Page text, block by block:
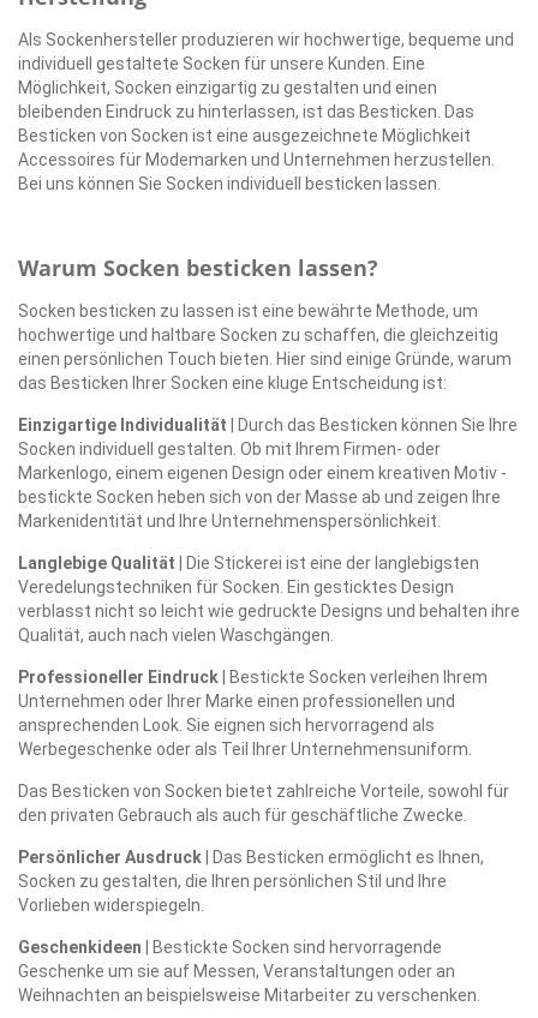
Als Sockenhersteller produzieren wir hochwertige, bequeme und
individuell gestaltete Socken für unsere Kunden. Eine
Möglichkeit, Socken einzigartig zu gestalten und einen
bleibenden Eindruck zu hinterlassen, ist das Besticken. Das
Besticken von Socken ist eine ausgezeichnete Möglichkeit
Accessoires für Modemarken und Unternehmen herzustellen.
Bei uns können Sie Socken individuell besticken lassen.
Warum Socken besticken lassen?
Socken besticken zu lassen ist eine bewährte Methode, um
hochwertige und haltbare Socken zu schaffen, die gleichzeitig
einen persönlichen Touch bieten. Hier sind einige Gründe, warum
das Besticken Ihrer Socken eine kluge Entscheidung ist:
Einzigartige Individualität | Durch das Besticken können Sie Ihre
Socken individuell gestalten. Ob mit Ihrem Firmen- oder
Markenlogo, einem eigenen Design oder einem kreativen Motiv -
bestickte Socken heben sich von der Masse ab und zeigen Ihre
Markenidentität und Ihre Unternehmenspersönlichkeit.
Langlebige Qualität | Die Stickerei ist eine der langlebigsten
Veredelungstechniken für Socken. Ein gesticktes Design
verblasst nicht so leicht wie gedruckte Designs und behalten ihre
Qualität, auch nach vielen Waschgängen.
Professioneller Eindruck | Bestickte Socken verleihen Ihrem
Unternehmen oder Ihrer Marke einen professionellen und
ansprechenden Look. Sie eignen sich hervorragend als
Werbegeschenke oder als Teil Ihrer Unternehmensuniform.
Das Besticken von Socken bietet zahlreiche Vorteile, sowohl für
den privaten Gebrauch als auch für geschäftliche Zwecke.
Persönlicher Ausdruck | Das Besticken ermöglicht es Ihnen,
Socken zu gestalten, die Ihren persönlichen Stil und Ihre
Vorlieben widerspiegeln.
Geschenkideen | Bestickte Socken sind hervorragende
Geschenke um sie auf Messen, Veranstaltungen oder an
Weihnachten an beispielsweise Mitarbeiter zu verschenken.